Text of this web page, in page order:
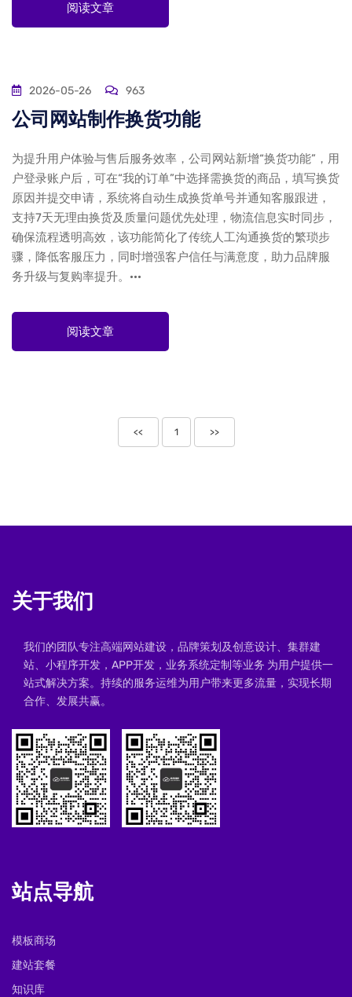
阅读文章
2026-05-26 963
公司网站制作换货功能
为提升用户体验与售后服务效率，公司网站新增“换货功能”，用
户登录账户后，可在“我的订单”中选择需换货的商品，填写换货
原因并提交申请，系统将自动生成换货单号并通知客服跟进，
支持7天无理由换货及质量问题优先处理，物流信息实时同步，
确保流程透明高效，该功能简化了传统人工沟通换货的繁琐步
骤，降低客服压力，同时增强客户信任与满意度，助力品牌服
务升级与复购率提升。···
阅读文章
<< 1 >>
关于我们
我们的团队专注高端网站建设，品牌策划及创意设计、集群建
站、小程序开发，APP开发，业务系统定制等业务 为用户提供一
站式解决方案。持续的服务运维为用户带来更多流量，实现长期
合作、发展共赢。
站点导航
模板商场
建站套餐
知识库